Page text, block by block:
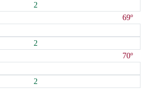
2
69º
2
70º
2